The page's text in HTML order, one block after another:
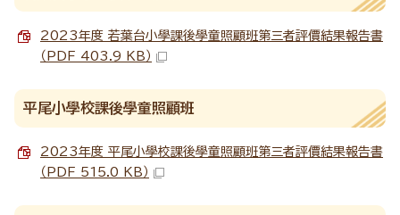
2023年度 若葉台小學課後學童照顧班第三者評價結果報告書
（PDF 403.9 KB）
平尾小學校課後學童照顧班
2023年度 平尾小學校課後學童照顧班第三者評價結果報告書
（PDF 515.0 KB）